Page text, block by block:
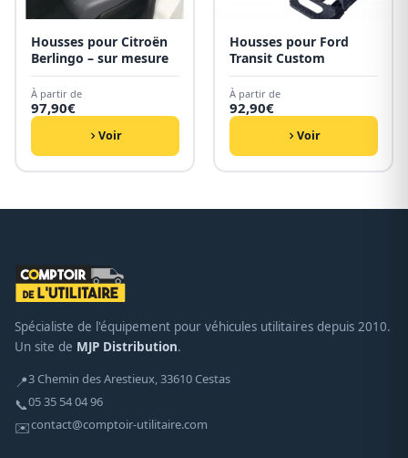
Housses pour Citroën
Berlingo – sur mesure
À partir de
97,90€
Voir
Housses pour Ford
Transit Custom
À partir de
92,90€
Voir
Spécialiste de l'équipement pour véhicules utilitaires depuis 2010.
Un site de MJP Distribution.
📍3 Chemin des Arestieux, 33610 Cestas
📞05 35 54 04 96
✉️contact@comptoir-utilitaire.com